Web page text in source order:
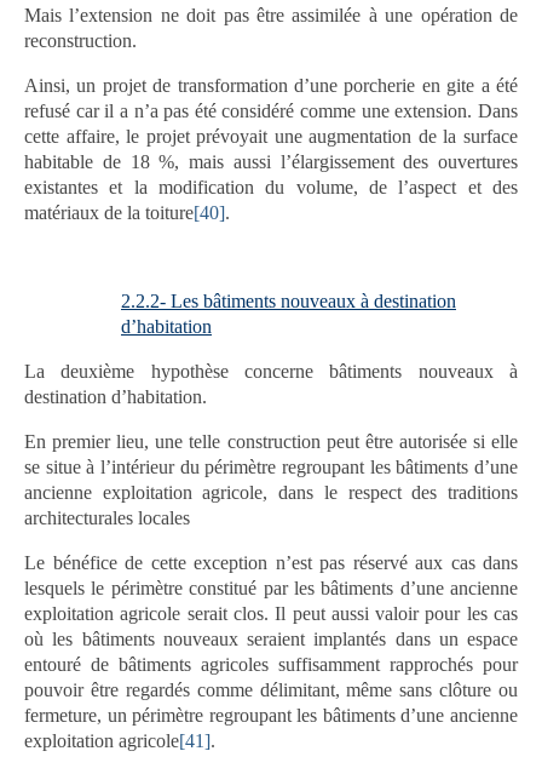
Mais l’extension ne doit pas être assimilée à une opération de
reconstruction.
Ainsi, un projet de transformation d’une porcherie en gite a été
refusé car il a n’a pas été considéré comme une extension. Dans
cette affaire, le projet prévoyait une augmentation de la surface
habitable de 18 %, mais aussi l’élargissement des ouvertures
existantes et la modification du volume, de l’aspect et des
matériaux de la toiture[40].
2.2.2- Les bâtiments nouveaux à destination
d’habitation
La deuxième hypothèse concerne bâtiments nouveaux à
destination d’habitation.
En premier lieu, une telle construction peut être autorisée si elle
se situe à l’intérieur du périmètre regroupant les bâtiments d’une
ancienne exploitation agricole, dans le respect des traditions
architecturales locales
Le bénéfice de cette exception n’est pas réservé aux cas dans
lesquels le périmètre constitué par les bâtiments d’une ancienne
exploitation agricole serait clos. Il peut aussi valoir pour les cas
où les bâtiments nouveaux seraient implantés dans un espace
entouré de bâtiments agricoles suffisamment rapprochés pour
pouvoir être regardés comme délimitant, même sans clôture ou
fermeture, un périmètre regroupant les bâtiments d’une ancienne
exploitation agricole[41].